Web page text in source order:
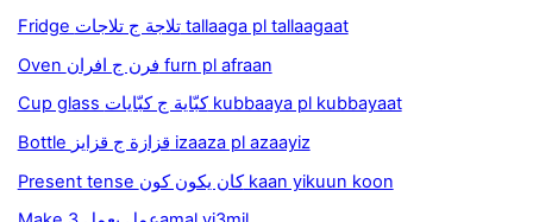
Fridge تلاجة ج تلاجات tallaaga pl tallaagaat
Oven فرن ج افران furn pl afraan
Cup glass كبّاية ج كبّايات kubbaaya pl kubbayaat
Bottle قزازة ج قزايز izaaza pl azaayiz
Present tense كان يكون كون kaan yikuun koon